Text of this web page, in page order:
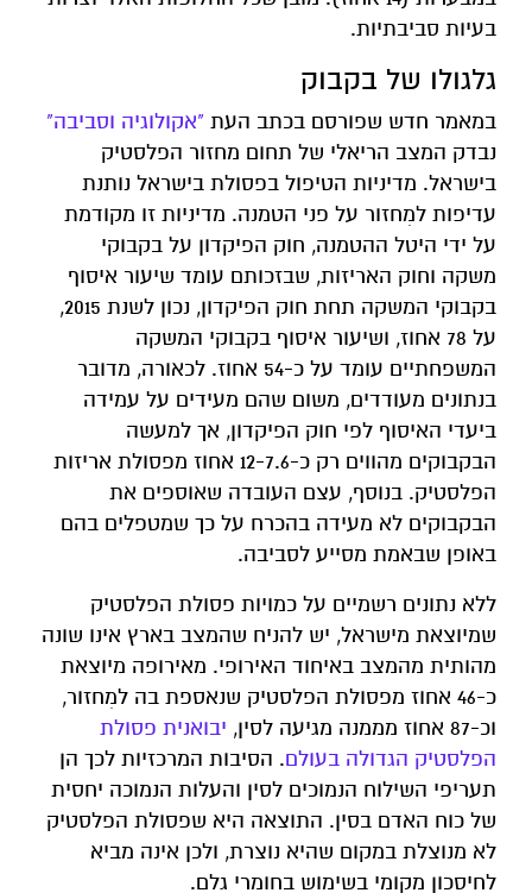
בעיות סביבתיות.
גלגולו של בקבוק
במאמר חדש שפורסם בכתב העת "אקולוגיה וסביבה"
נבדק המצב הריאלי של תחום מחזור הפלסטיק
בישראל. מדיניות הטיפול בפסולת בישראל נותנת
עדיפות למִחזור על פני הטמנה. מדיניות זו מקודמת
על ידי היטל ההטמנה, חוק הפיקדון על בקבוקי
משקה וחוק האריזות, שבזכותם עומד שיעור איסוף
בקבוקי המשקה תחת חוק הפיקדון, נכון לשנת 2015,
על 78 אחוז, ושיעור איסוף בקבוקי המשקה
המשפחתיים עומד על כ-54 אחוז. לכאורה, מדובר
בנתונים מעודדים, משום שהם מעידים על עמידה
ביעדי האיסוף לפי חוק הפיקדון, אך למעשה
הבקבוקים מהווים רק כ-12-7.6 אחוז מפסולת אריזות
הפלסטיק. בנוסף, עצם העובדה שאוספים את
הבקבוקים לא מעידה בהכרח על כך שמטפלים בהם
באופן שבאמת מסייע לסביבה.
ללא נתונים רשמיים על כמויות פסולת הפלסטיק
שמיוצאת מישראל, יש להניח שהמצב בארץ אינו שונה
מהותית מהמצב באיחוד האירופי. מאירופה מיוצאת
כ-46 אחוז מפסולת הפלסטיק שנאספת בה למִחזור,
וכ-87 אחוז מממנה מגיעה לסין,
יבואנית פסולת
הפלסטיק הגדולה בעולם. הסיבות המרכזיות לכך הן
תעריפי השילוח הנמוכים לסין והעלות הנמוכה יחסית
של כוח האדם בסין. התוצאה היא שפסולת הפלסטיק
לא מנוצלת במקום שהיא נוצרת, ולכן אינה מביא
לחיסכון מקומי בשימוש בחומרי גלם.